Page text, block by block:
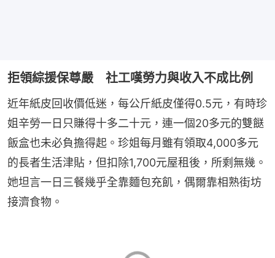
拒領綜援保尊嚴 社工嘆勞力與收入不成比例
近年紙皮回收價低迷，每公斤紙皮僅得0.5元，有時珍
姐辛勞一日只賺得十多二十元，連一個20多元的雙餸
飯盒也未必負擔得起。珍姐每月雖有領取4,000多元
的長者生活津貼，但扣除1,700元屋租後，所剩無幾。
她坦言一日三餐幾乎全靠麵包充飢，偶爾靠相熟街坊
接濟食物。